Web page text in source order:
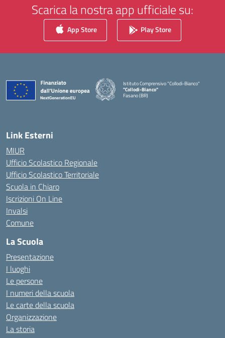
Scarica la nostra app ufficiale su:
App Store Play Store
Istituto Comprensivo "Collodi-Bianco"
"Collodi-Bianco"
Fasano (BR)
Link Esterni
MIUR
Ufficio Scolastico Regionale
Ufficio Scolastico Territoriale
Scuola in Chiaro
Iscrizioni On Line
Invalsi
Comune
La Scuola
Presentazione
I luoghi
Le persone
I numeri della scuola
Le carte della scuola
Organizzazione
La storia